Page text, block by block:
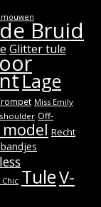
Bruid
Glitter tule
Lage
Miss Emily
Off-
Recht
Chic TuleV-